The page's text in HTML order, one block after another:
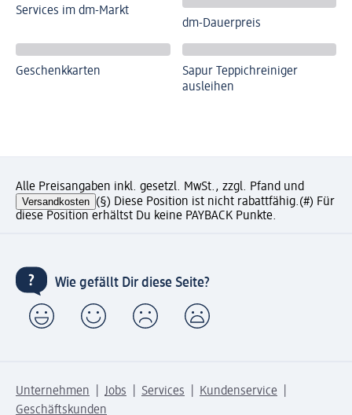
Services im dm-Markt
dm-Dauerpreis
Geschenkkarten
Sapur Teppichreiniger
ausleihen
Alle Preisangaben inkl. gesetzl. MwSt., zzgl. Pfand und
Versandkosten (§) Diese Position ist nicht rabattfähig.(#) Für
diese Position erhältst Du keine PAYBACK Punkte.
Wie gefällt Dir diese Seite?
Unternehmen Jobs Services
Kundenservice
Geschäftskunden